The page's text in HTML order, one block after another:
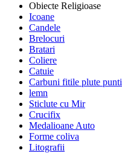
Obiecte Religioase
Icoane
Candele
Brelocuri
Bratari
Coliere
Catuie
Carbuni fitile plute punti
lemn
Sticlute cu Mir
Crucifix
Medalioane Auto
Forme coliva
Litografii